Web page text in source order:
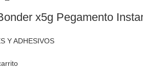
x5g Pegamento
Y ADHESIVOS